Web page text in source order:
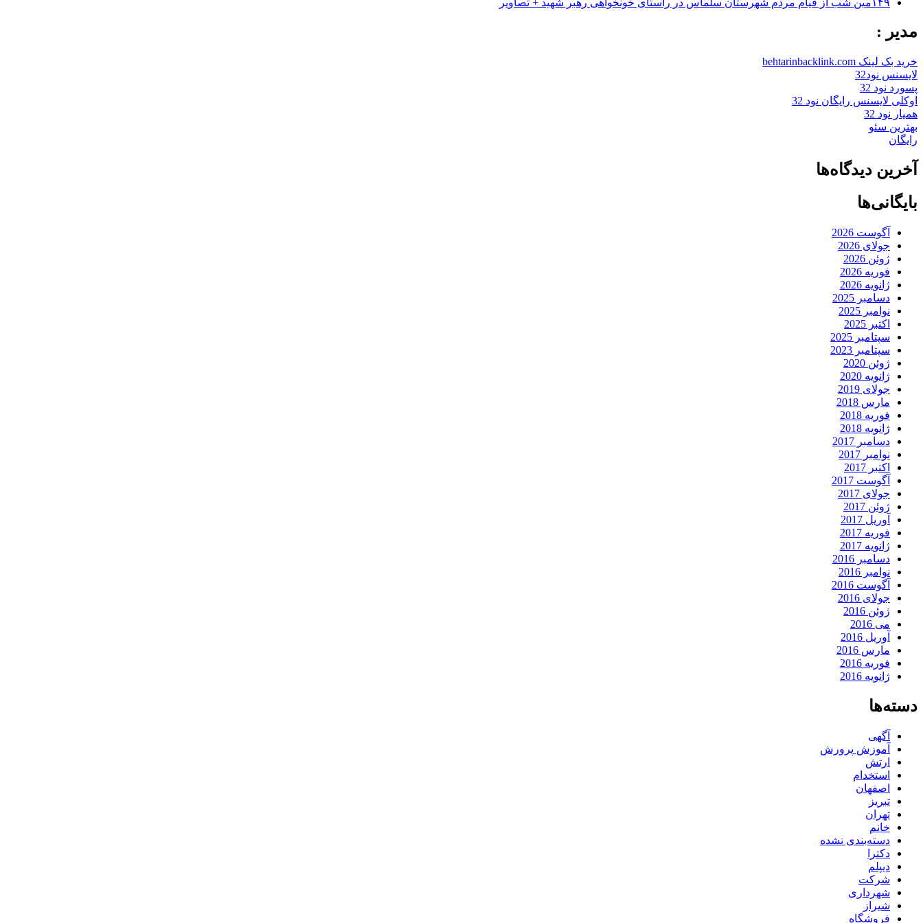
مدیر :
خرید بک لینک behtarinbacklink.com
لایسنس نود32
پسورد نود 32
اوکلی لایسنس رایگان نود 32
همیار نود 32
بهترین سئو
رایگان
آخرین دیدگاه‌ها
بایگانی‌ها
آگوست 2026
جولای 2026
ژوئن 2026
فوریه 2026
ژانویه 2026
دسامبر 2025
نوامبر 2025
اکتبر 2025
سپتامبر 2025
سپتامبر 2023
ژوئن 2020
ژانویه 2020
جولای 2019
مارس 2018
فوریه 2018
ژانویه 2018
دسامبر 2017
نوامبر 2017
اکتبر 2017
آگوست 2017
جولای 2017
ژوئن 2017
آوریل 2017
فوریه 2017
ژانویه 2017
دسامبر 2016
نوامبر 2016
آگوست 2016
جولای 2016
ژوئن 2016
می 2016
آوریل 2016
مارس 2016
فوریه 2016
ژانویه 2016
دسته‌ها
آگهی
آموزش پرورش
ارتش
استخدام
اصفهان
تبریز
تهران
خانم
دسته‌بندی نشده
دکترا
دیپلم
شرکت
شهرداری
شیراز
فروشگاه